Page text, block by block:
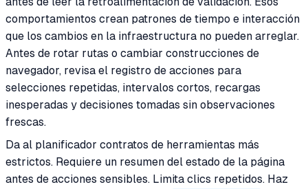
comportamientos crean patrones de tiempo e interacción
que los cambios en la infraestructura no pueden arreglar.
Antes de rotar rutas o cambiar construcciones de
navegador, revisa el registro de acciones para
selecciones repetidas, intervalos cortos, recargas
inesperadas y decisiones tomadas sin observaciones
frescas.
Da al planificador contratos de herramientas más
estrictos. Requiere un resumen del estado de la página
antes de acciones sensibles. Limita clics repetidos. Haz